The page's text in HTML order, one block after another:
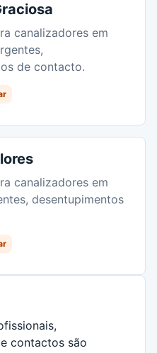
canalizadores em
de contacto.
canalizadores em
desentupimentos
contactos são